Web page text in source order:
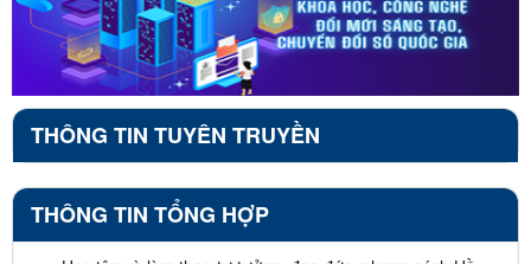
THÔNG TIN TUYÊN TRUYỀN
THÔNG TIN TỔNG HỢP